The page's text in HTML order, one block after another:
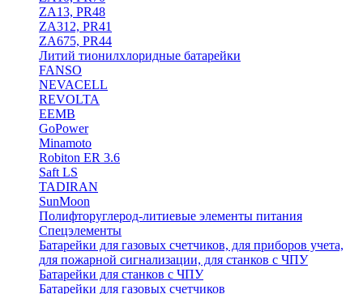
ZA13, PR48
ZA312, PR41
ZA675, PR44
Литий тионилхлоридные батарейки
FANSO
NEVACELL
REVOLTA
EEMB
GoPower
Minamoto
Robiton ER 3.6
Saft LS
TADIRAN
SunMoon
Полифторуглерод-литиевые элементы питания
Спецэлементы
Батарейки для газовых счетчиков, для приборов учета,
для пожарной сигнализации, для станков с ЧПУ
Батарейки для станков с ЧПУ
Батарейки для газовых счетчиков